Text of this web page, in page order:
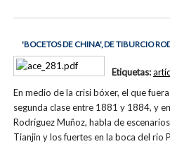
'BOCETOS DE CHINA', DE TIBURCIO
En medio de la crisi bóxer, el que
segunda clase entre 1881 y 1884, y
Rodríguez Muñoz, habla de
Tianjin y los fuertes en la boca del rio
Etiquetas: